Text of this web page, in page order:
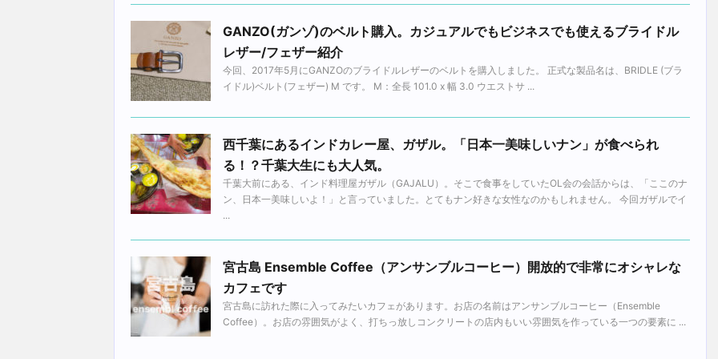
GANZO(ガンゾ)のベルト購入。カジュアルでもビジネスでも使えるブライドル
レザー/フェザー紹介
今回、2017年5月にGANZOのブライドルレザーのベルトを購入しました。 正式な製品名は、BRIDLE (ブラ
イドル)ベルト(フェザー) M です。 M：全長 101.0 x 幅 3.0 ウエストサ ...
西千葉にあるインドカレー屋、ガザル。「日本一美味しいナン」が食べられ
る！？千葉大生にも大人気。
千葉大前にある、インド料理屋ガザル（GAJALU）。そこで食事をしていたOL会の会話からは、「ここのナ
ン、日本一美味しいよ！」と言っていました。とてもナン好きな女性なのかもしれません。 今回ガザルでイ
...
宮古島 Ensemble Coffee（アンサンブルコーヒー）開放的で非常にオシャレな
カフェです
宮古島に訪れた際に入ってみたいカフェがあります。お店の名前はアンサンブルコーヒー（Ensemble
Coffee）。お店の雰囲気がよく、打ちっ放しコンクリートの店内もいい雰囲気を作っている一つの要素に ...